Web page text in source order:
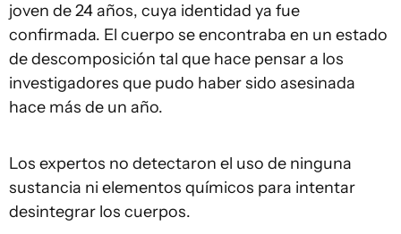
joven de 24 años, cuya identidad ya fue
confirmada. El cuerpo se encontraba en un estado
de descomposición tal que hace pensar a los
investigadores que pudo haber sido asesinada
hace más de un año.
Los expertos no detectaron el uso de ninguna
sustancia ni elementos químicos para intentar
desintegrar los cuerpos.